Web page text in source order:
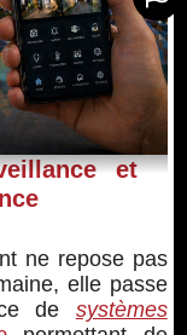
et
ne repose pas
elle passe
de systèmes